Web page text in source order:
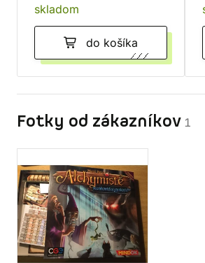
skladom
do košíka
Fotky od zákazníkov 1